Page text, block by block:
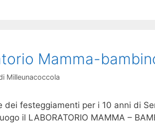
Mamma-
Milleunacoccola
dei festeggiamenti per i 10 anni di
il LABORATORIO MAMMA –